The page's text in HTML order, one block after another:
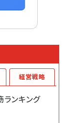
ンキング
経営戦略